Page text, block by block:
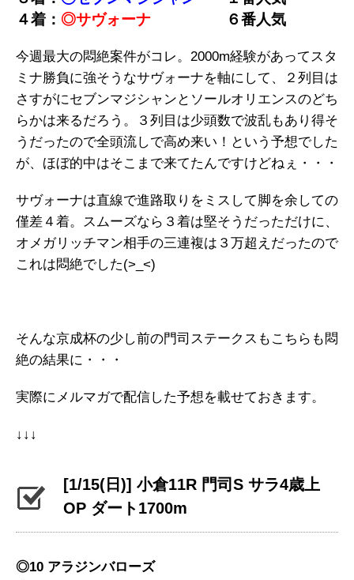
４着： ◎サヴォーナ ６番人気
今週最大の悶絶案件がコレ。2000m経験があってスタ
ミナ勝負に強そうなサヴォーナを軸にして、２列目は
さすがにセブンマジシャンとソールオリエンスのどち
らかは来るだろう。３列目は少頭数で波乱もあり得そ
うだったので全頭流しで高め来い！という予想でした
が、ほぼ的中はそこまで来てたんですけどねぇ・・・
サヴォーナは直線で進路取りをミスして脚を余しての
僅差４着。スムーズなら３着は堅そうだっただけに、
オメガリッチマン相手の三連複は３万超えだったので
これは悶絶でした(>_<)
そんな京成杯の少し前の門司ステークスもこちらも悶
絶の結果に・・・
実際にメルマガで配信した予想を載せておきます。
↓↓↓
[1/15(日)] 小倉11R 門司S サラ4歳上
OP ダート1700m
◎10 アラジンバローズ